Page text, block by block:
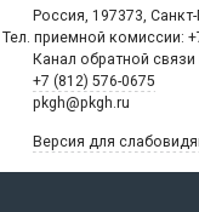
Россия, 197373,
Тел. приемной комиссии:
Канал обратной связи
+7 (812) 576-0675
pkgh@pkgh.ru
Версия для